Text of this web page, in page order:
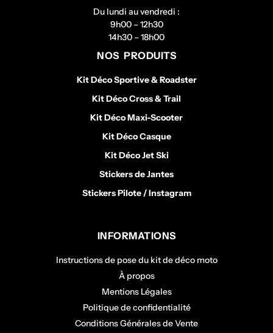
Du lundi au vendredi :
9h00 – 12h30
14h30 – 18h00
NOS PRODUITS
Kit Déco Sportive & Roadster
Kit Déco Cross & Trail
Kit Déco Maxi-Scooter
Kit Déco Casque
Kit Déco Jet Ski
Stickers de Jantes
Stickers Pilote / Instagram
INFORMATIONS
Instructions de pose du kit de déco moto
À propos
Mentions Légales
Politique de confidentialité
Conditions Générales de Vente